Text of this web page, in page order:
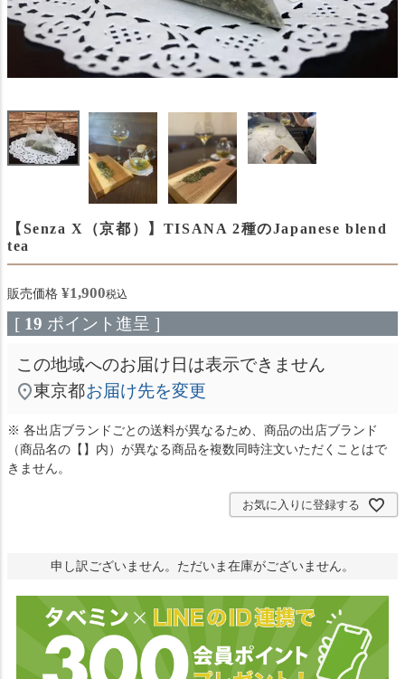
【Senza X（京都）】TISANA 2種のJapanese blend
tea
販売価格 ¥1,900税込
[ 19 ポイント進呈 ]
この地域へのお届け日は表示できません
東京都お届け先を変更
※ 各出店ブランドごとの送料が異なるため、商品の出店ブランド
（商品名の【】内）が異なる商品を複数同時注文いただくことはで
きません。
お気に入りに登録する
申し訳ございません。ただいま在庫がございません。